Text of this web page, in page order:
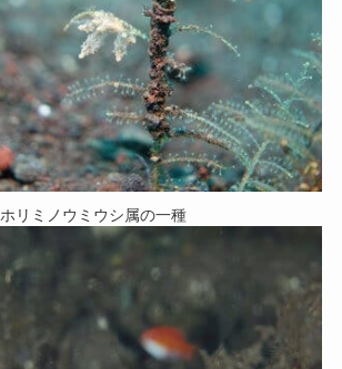
ホリミノウミウシ属の一種